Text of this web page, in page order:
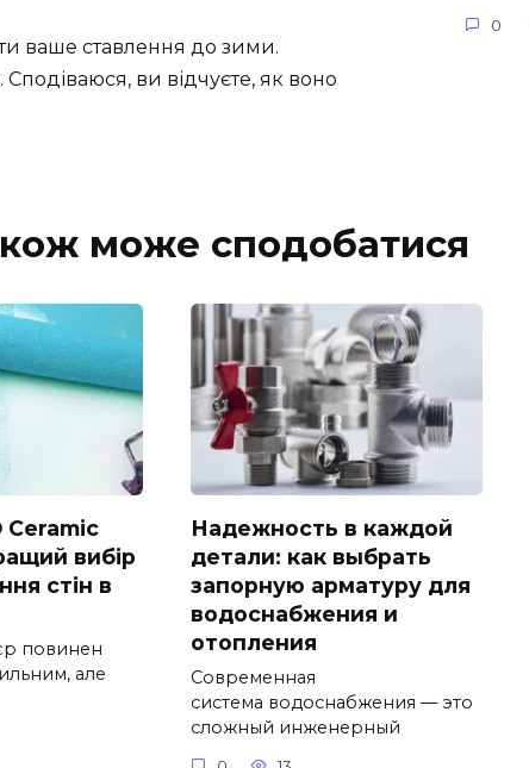
ваше ставлення до зими.
ви відчуєте, як воно
0
може сподобатися
Ceramic
вибір
стін в
повинен
але
Надежность в каждой
детали: как выбрать
запорную арматуру для
водоснабжения и
отопления
Современная
система водоснабжения — это
сложный инженерный